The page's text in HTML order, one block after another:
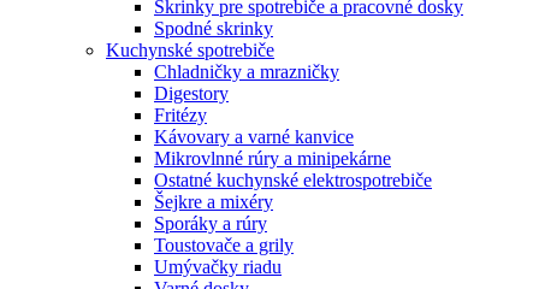
Skrinky pre spotrebiče a pracovné dosky
Spodné skrinky
Kuchynské spotrebiče
Chladničky a mrazničky
Digestory
Fritézy
Kávovary a varné kanvice
Mikrovlnné rúry a minipekárne
Ostatné kuchynské elektrospotrebiče
Šejkre a mixéry
Sporáky a rúry
Toustovače a grily
Umývačky riadu